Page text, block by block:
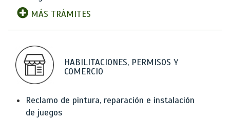
MÁS TRÁMITES
HABILITACIONES, PERMISOS Y
COMERCIO
Reclamo de pintura, reparación e instalación
de juegos